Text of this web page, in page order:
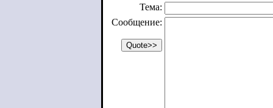
Тема:
Сообщение: